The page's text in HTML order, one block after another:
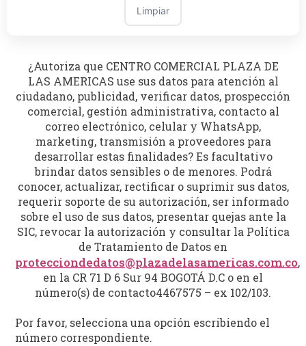
Limpiar
¿Autoriza que CENTRO COMERCIAL PLAZA DE
LAS AMERICAS use sus datos para atención al
ciudadano, publicidad, verificar datos, prospección
comercial, gestión administrativa, contacto al
correo electrónico, celular y WhatsApp,
marketing, transmisión a proveedores para
desarrollar estas finalidades? Es facultativo
brindar datos sensibles o de menores. Podrá
conocer, actualizar, rectificar o suprimir sus datos,
requerir soporte de su autorización, ser informado
sobre el uso de sus datos, presentar quejas ante la
SIC, revocar la autorización y consultar la Política
de Tratamiento de Datos en
protecciondedatos@plazadelasamericas.com.co,
en la CR 71 D 6 Sur 94 BOGOTÁ D.C o en el
número(s) de contacto4467575 – ex 102/103.
Por favor, selecciona una opción escribiendo el
número correspondiente.